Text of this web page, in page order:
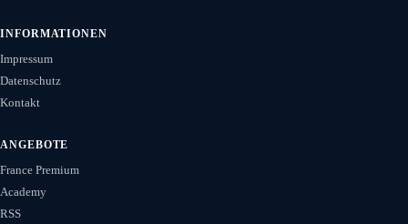
INFORMATIONEN
Impressum
Datenschutz
Kontakt
ANGEBOTE
France Premium
Academy
RSS